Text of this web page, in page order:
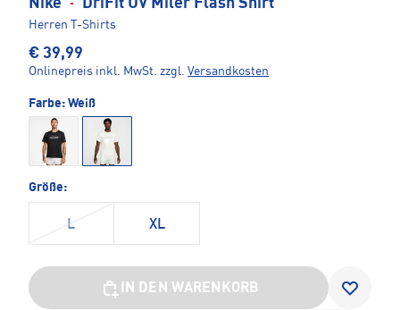
Nike · DriFit UV Miler Flash Shirt
Herren T-Shirts
€ 39,99
Onlinepreis inkl. MwSt. zzgl. Versandkosten
Farbe: Weiß
Größe:
L XL
IN DEN WARENKORB